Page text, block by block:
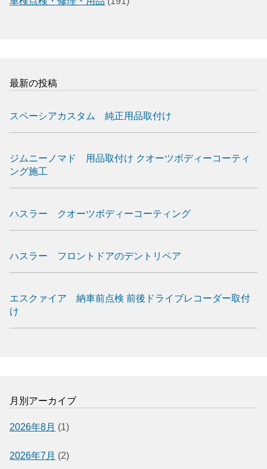
最新の投稿
スペーシアカスタム 純正用品取付け
ジムニーノマド 用品取付け クオーツボディーコーティ
ング施工
ハスラー クオーツボディーコーティング
ハスラー フロントドアのデントリペア
エスクァイア 納車前点検 前後ドライブレコーダー取付
け
月別アーカイブ
2026年8月 (1)
2026年7月 (2)